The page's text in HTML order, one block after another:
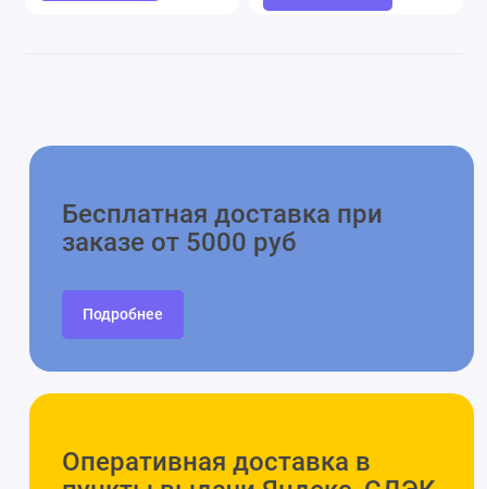
Бесплатная доставка при
заказе от 5000 руб
Подробнее
Оперативная доставка в